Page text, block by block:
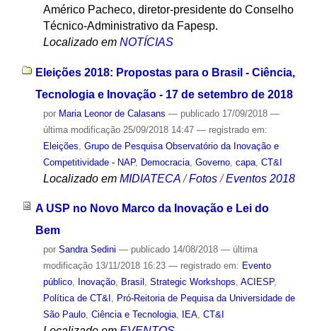
Américo Pacheco, diretor-presidente do Conselho
Técnico-Administrativo da Fapesp.
Localizado em NOTÍCIAS
Eleições 2018: Propostas para o Brasil - Ciência,
Tecnologia e Inovação - 17 de setembro de 2018
por Maria Leonor de Calasans — publicado17/09/2018 —
última modificação25/09/2018 14:47 — registrado em:
Eleições Grupo de Pesquisa Observatório da Inovação e
Competitividade - NAP, Democracia, Governo, capa, CT&I
Localizado em MIDIATECA /Fotos /Eventos 2018
A USP no Novo Marco da Inovação e Lei do
Bem
por Sandra Sedini — publicado14/08/2018 — última
modificação13/11/2018 16:23 — registrado em: Evento
público, Inovação, Brasil , Strategic Workshops, ACIESP,
Política de CT&I , Pró-Reitoria de Pequisa da Universidade de
São Paulo, Ciência e Tecnologia, IEA, CT&I